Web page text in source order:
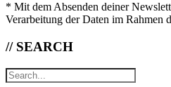
* Mit dem Absenden deiner
Verarbeitung der Daten im Rahmen
// SEARCH